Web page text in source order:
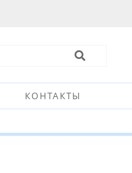
КОНТАКТЫ